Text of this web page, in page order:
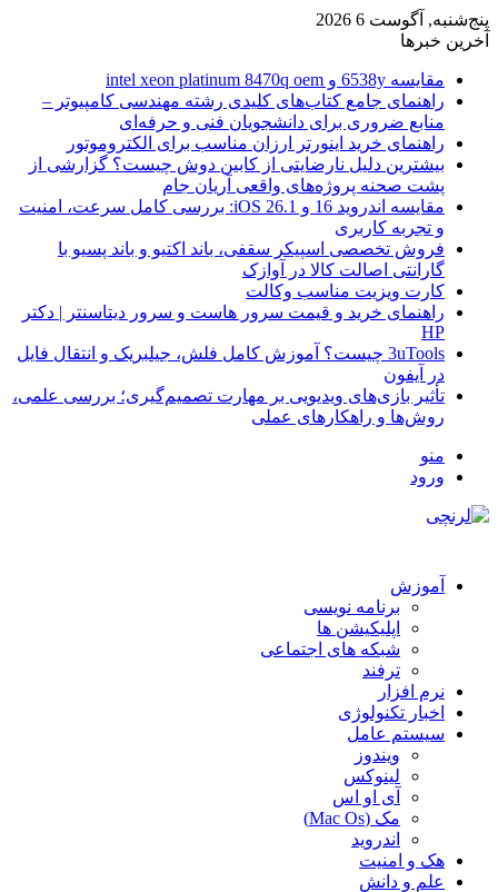
پنج‌شنبه, آگوست 6 2026
آخرین خبرها
مقایسه 6538y و intel xeon platinum 8470q oem
راهنمای جامع کتاب‌های کلیدی رشته مهندسی کامپیوتر –
منابع ضروری برای دانشجویان فنی و حرفه‌ای
راهنمای خرید اینورتر ارزان مناسب برای الکتروموتور
بیشترین دلیل نارضایتی از کابین دوش چیست؟ گزارشی از
پشت صحنه پروژه‌های واقعی آریان جام
مقایسه اندروید 16 و iOS 26.1: بررسی کامل سرعت، امنیت
و تجربه کاربری
فروش تخصصی اسپیکر سقفی، باند اکتیو و باند پسیو با
گارانتی اصالت کالا در آوازک
کارت ویزیت مناسب وکالت
راهنمای خرید و قیمت سرور هاست و سرور دیتاسنتر | دکتر
HP
3uTools چیست؟ آموزش کامل فلش، جیلبریک و انتقال فایل
در آیفون
تأثیر بازی‌های ویدیویی بر مهارت تصمیم‌گیری؛ بررسی علمی،
روش‌ها و راهکارهای عملی
منو
ورود
آموزش
برنامه نویسی
اپلیکیشن ها
شبکه های اجتماعی
ترفند
نرم افزار
اخبار تکنولوژی
سیستم عامل
ویندوز
لینوکس
آی او اس
مک (Mac Os)
اندروید
هک و امنیت
علم و دانش